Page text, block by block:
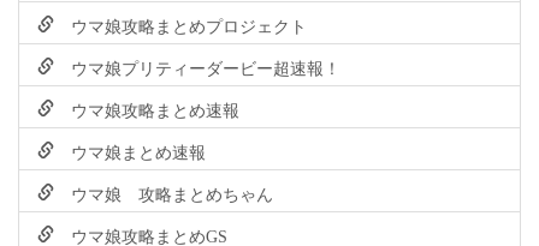
ウマ娘攻略まとめプロジェクト
ウマ娘プリティーダービー超速報！
ウマ娘攻略まとめ速報
ウマ娘まとめ速報
ウマ娘 攻略まとめちゃん
ウマ娘攻略まとめGS